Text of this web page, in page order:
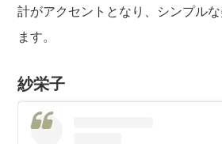
計がアクセントとなり、シンプル
ます。
紗栄子